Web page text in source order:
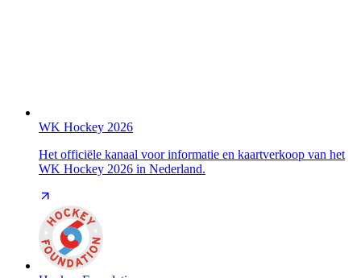
WK Hockey 2026
Het officiële kanaal voor informatie en kaartverkoop van het
WK Hockey 2026 in Nederland.